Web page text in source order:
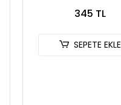
345 TL
SEPETE EKLE